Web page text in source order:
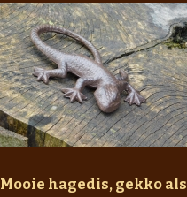
Mooie hagedis, gekko als